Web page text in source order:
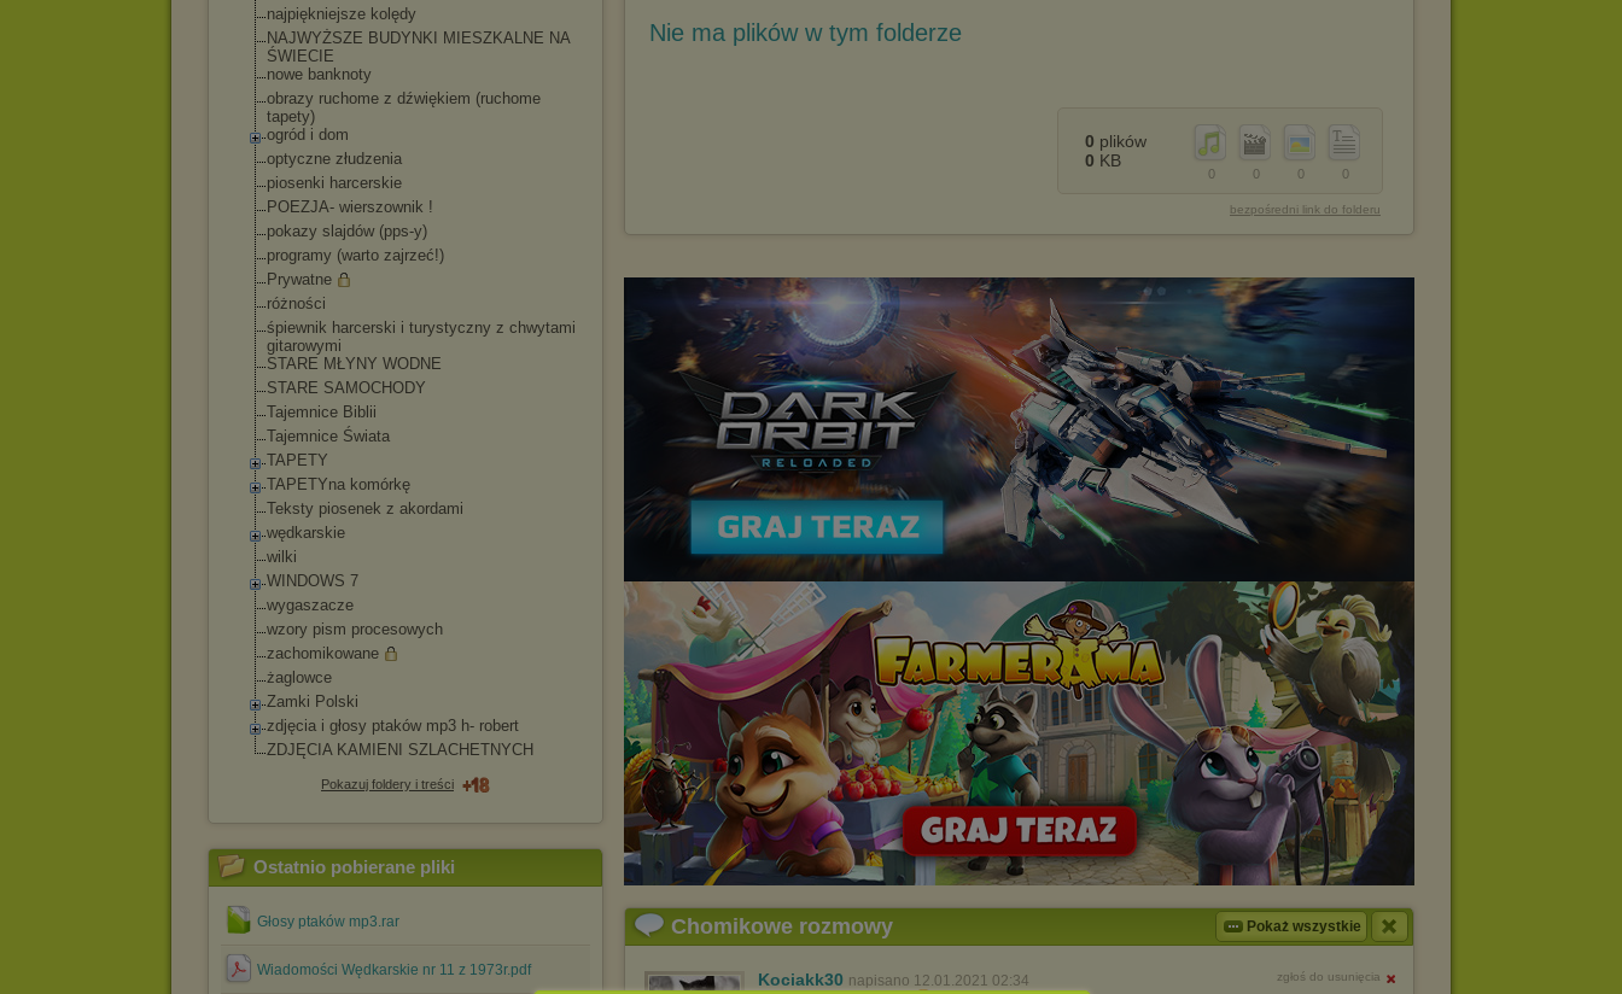
najpiękniejsze kolędy
NAJWYŻSZE BUDYNKI MIESZKALNE NA
ŚWIECIE
nowe banknoty
obrazy ruchome z dźwiękiem (ruchome
tapety)
ogród i dom
optyczne złudzenia
piosenki harcerskie
POEZJA- wierszownik !
pokazy slajdów (pps-y)
programy (warto zajrzeć!)
Prywatne
różności
śpiewnik harcerski i turystyczny z chwytami
gitarowymi
STARE MŁYNY WODNE
STARE SAMOCHODY
Tajemnice Biblii
Tajemnice Świata
TAPETY
TAPETYna komórkę
Teksty piosenek z akordami
wędkarskie
wilki
WINDOWS 7
wygaszacze
wzory pism procesowych
zachomikowane
żaglowce
Zamki Polski
zdjęcia i głosy ptaków mp3 h- robert
ZDJĘCIA KAMIENI SZLACHETNYCH
Pokazuj foldery i treści
Ostatnio pobierane pliki
Głosy ptaków mp3.rar
Wiadomości Wędkarskie nr 11 z 1973r.pdf
Nie ma plików w tym folderze
0
0
0
0
0 plików
0 KB
bezpośredni link do folderu
Chomikowe rozmowy Pokaż wszystkie
Kociakk30 napisano 12.01.2021 02:34 zgłoś do usunięcia